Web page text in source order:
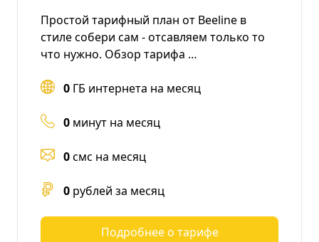
Простой тарифный план от Beeline в
стиле собери сам - отсавляем только то
что нужно. Обзор тарифа …
0 ГБ интернета на месяц
0 минут на месяц
0смс на месяц
0 рублей за месяц
Подробнее о тарифе